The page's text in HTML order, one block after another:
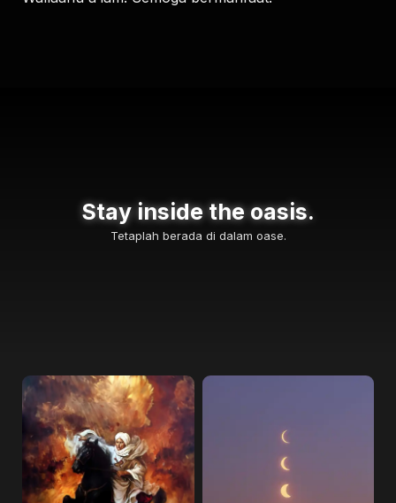
Stay inside the oasis.
Tetaplah berada di dalam oase.